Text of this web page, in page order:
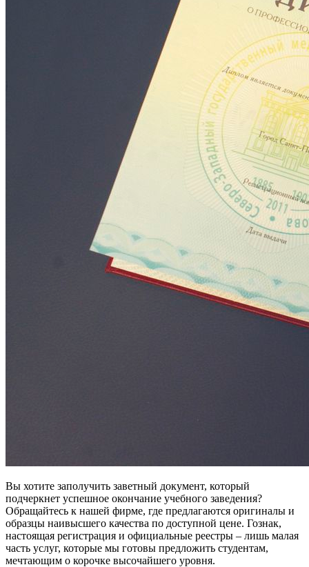
Вы хотите заполучить заветный документ, который
подчеркнет успешное окончание учебного заведения?
Обращайтесь к нашей фирме, где предлагаются оригиналы и
образцы наивысшего качества по доступной цене. Гознак,
настоящая регистрация и официальные реестры – лишь малая
часть услуг, которые мы готовы предложить студентам,
мечтающим о корочке высочайшего уровня.